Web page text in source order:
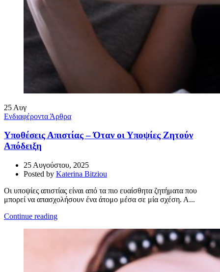
25 Αυγ
Ενδιαφέροντα Άρθρα
Υποθέσεις Απιστίας – Όταν οι Υποψίες Ζητούν
Απόδειξη
25 Αυγούστου, 2025
Posted by Katerina Bitziou
Οι υποψίες απιστίας είναι από τα πιο ευαίσθητα ζητήματα που
μπορεί να απασχολήσουν ένα άτομο μέσα σε μία σχέση. Α...
Continue reading